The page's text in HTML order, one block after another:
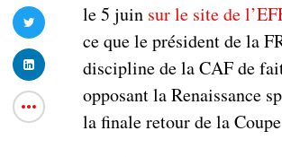
le 5 juin sur le site de
ce que le président de la
discipline de la CAF de
opposant la Renaissance
la finale retour de la